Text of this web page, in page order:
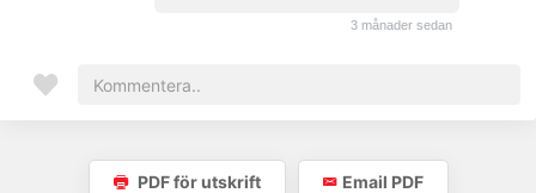
3 månader sedan
PDF för utskrift Email PDF